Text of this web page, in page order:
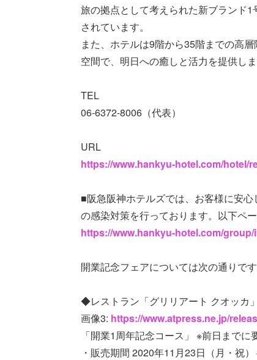
旅の拠点として考えられた新ブランド
されています。
また、ホテルは9階から35階までの高
空間で、明日への癒しと活力を提供しま
TEL
06-6372-8006（代表）
URL
https://www.hankyu-hotel.com/hotel/
■阪急阪神ホテルズでは、お客様に安
の感染対策を行っております。以下ペ
https://www.hankyu-hotel.com/
開業記念フェアについては次の通りです
◆レストラン「グリリアート クオッカ」
画像3: https://www.atpress.ne.jp/
「開業1周年記念コース」 ※前日までに
・販売期間 2020年11月23日（月・祝）